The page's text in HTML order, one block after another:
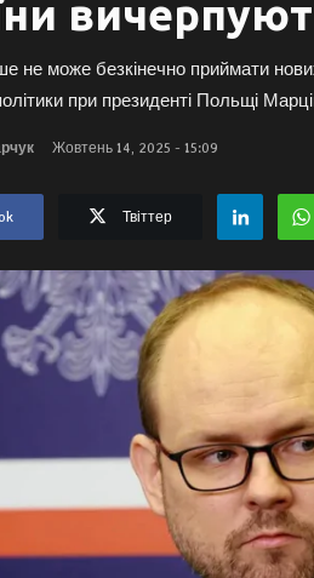
не може безкінечно приймати
при президенті Польщі
Жовтень 14, 2025 - 15:09
Твіттер